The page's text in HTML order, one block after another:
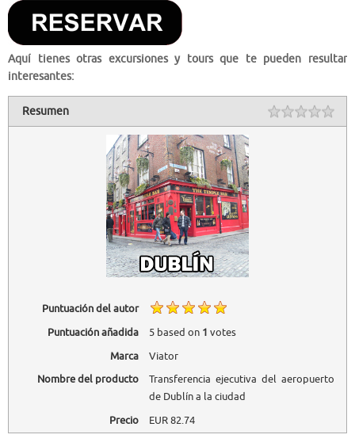
Aquí tienes otras excursiones y tours que te pueden resultar
interesantes:
Resumen
Puntuación del autor
Puntuación añadida
5based on 1 votes
Marca
Viator
Nombre del producto
Transferencia ejecutiva del aeropuerto
de Dublín a la ciudad
Precio
EUR82.74